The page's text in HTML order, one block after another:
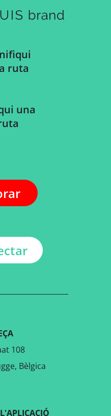
ruta
una
108
Bèlgica